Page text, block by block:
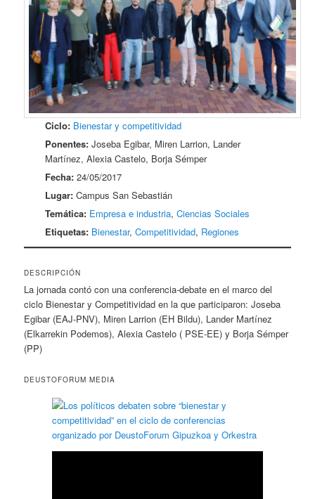
Ciclo: Bienestar y competitividad
Ponentes: Joseba Egibar, Miren Larrion, Lander
Martínez, Alexia Castelo, Borja Sémper
Fecha: 24/05/2017
Lugar: Campus San Sebastián
Temática: Empresa e industria,Ciencias Sociales
Etiquetas: Bienestar,Competitividad, Regiones
DESCRIPCIÓN
La jornada contó con una conferencia-debate en el marco del
ciclo Bienestar y Competitividad en la que participaron: Joseba
Egibar (EAJ-PNV), Miren Larrion (EH Bildu), Lander Martínez
(Elkarrekin Podemos), Alexia Castelo ( PSE-EE) y Borja Sémper
(PP)
DEUSTOFORUM MEDIA